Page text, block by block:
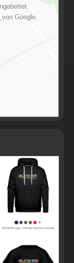
von Google.